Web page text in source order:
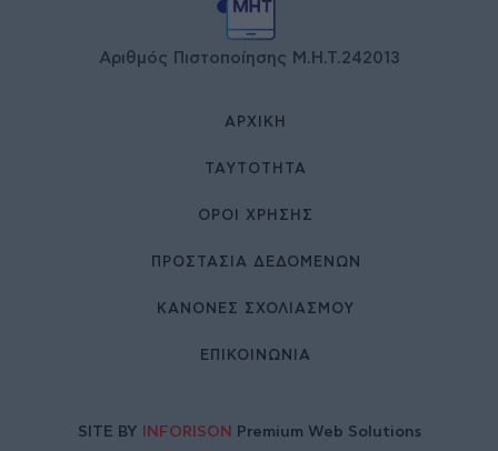
Αριθμός Πιστοποίησης Μ.Η.Τ.242013
ΑΡΧΙΚΉ
ΤΑΥΤΌΤΗΤΑ
ΌΡΟΙ ΧΡΉΣΗΣ
ΠΡΟΣΤΑΣΙΑ ΔΕΔΟΜΕΝΩΝ
ΚΑΝΟΝΕΣ ΣΧΟΛΙΑΣΜΟΥ
ΕΠΙΚΟΙΝΩΝΊΑ
SITE BY INFORISON Premium Web Solutions